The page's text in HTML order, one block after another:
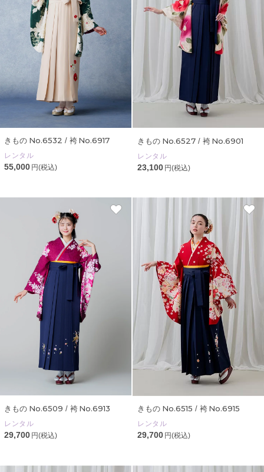
きもの No.6532 / 袴 No.6917
レンタル
55,000 円(税込)
きもの No.6527/ 袴 No.6901
レンタル
23,100 円(税込)
きもの No.6509 / 袴 No.6913
レンタル
29,700 円(税込)
きもの No.6515 / 袴 No.6915
レンタル
29,700 円(税込)